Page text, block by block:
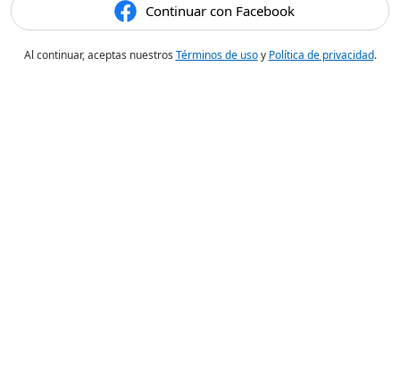
Continuar con Facebook
Al continuar, aceptas nuestros Términos de usoy Política de privacidad.